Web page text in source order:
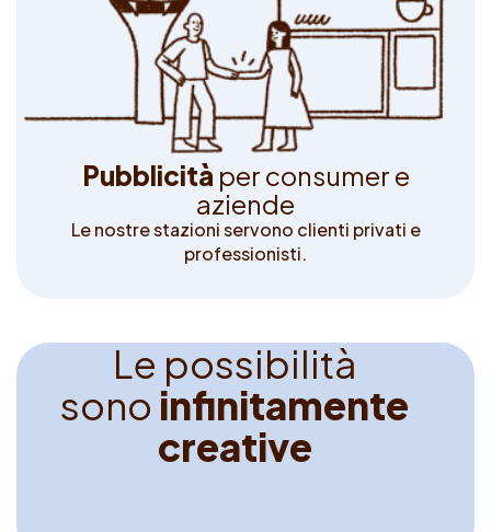
Pubblicità per consumere
aziende
Le nostre stazioni servono clienti privati e
professionisti.
Le possibilità
sono infnitamente
creative